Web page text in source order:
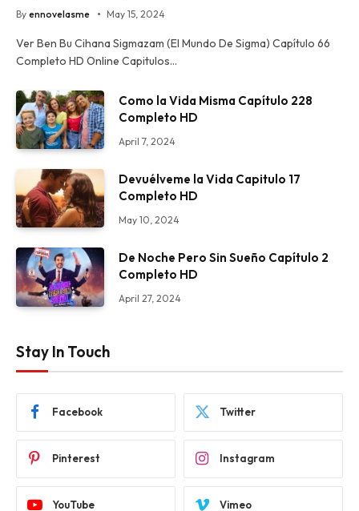
By ennovelasme May 15, 2024
Ver Ben Bu Cihana Sigmazam (El Mundo De Sigma) Capítulo 66
Completo HD Online Capitulos…
Como la Vida Misma Capítulo 228
Completo HD
April 7, 2024
Devuélveme la Vida Capitulo 17
Completo HD
May 10, 2024
De Noche Pero Sin Sueño Capítulo 2
Completo HD
April 27, 2024
Stay In Touch
Facebook Twitter
Pinterest Instagram
YouTube Vimeo